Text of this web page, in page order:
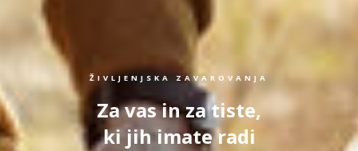
ŽIVLJENJSKA ZAVAROVANJA
Za vas in za tiste,
ki jih imate radi